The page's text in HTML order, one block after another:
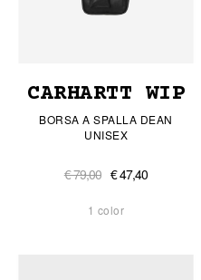
CARHARTT WIP
BORSA A SPALLA DEAN
UNISEX
€ 79,00 € 47,40
1 color